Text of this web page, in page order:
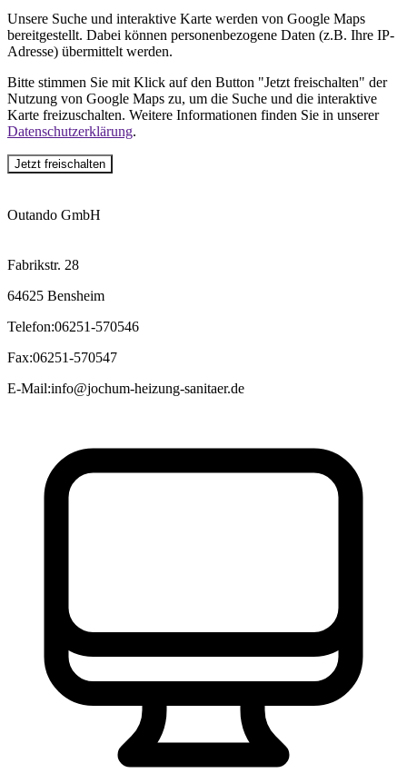
Unsere Suche und interaktive Karte werden von Google Maps
bereitgestellt. Dabei können personenbezogene Daten (z.B. Ihre IP-
Adresse) übermittelt werden.
Bitte stimmen Sie mit Klick auf den Button "Jetzt freischalten" der
Nutzung von Google Maps zu, um die Suche und die interaktive
Karte freizuschalten. Weitere Informationen finden Sie in unserer
Datenschutzerklärung.
Jetzt freischalten
Outando GmbH
Fabrikstr. 28
64625 Bensheim
Telefon:06251-570546
Fax:06251-570547
E-Mail:info@jochum-heizung-sanitaer.de